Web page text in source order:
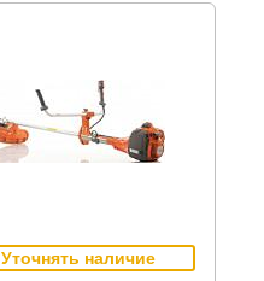
Уточнять наличие